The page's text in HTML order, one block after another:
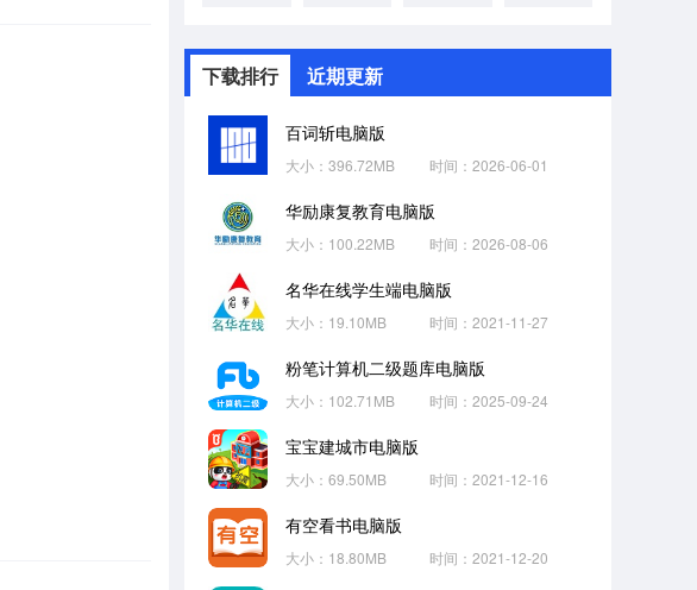
下载排行 近期更新
百词斩电脑版
大小：396.72MB 时间：2026-06-01
华励康复教育电脑版
大小：100.22MB 时间：2026-08-06
名华在线学生端电脑版
大小：19.10MB 时间：2021-11-27
粉笔计算机二级题库电脑版
大小：102.71MB 时间：2025-09-24
宝宝建城市电脑版
大小：69.50MB 时间：2021-12-16
有空看书电脑版
大小：18.80MB 时间：2021-12-20